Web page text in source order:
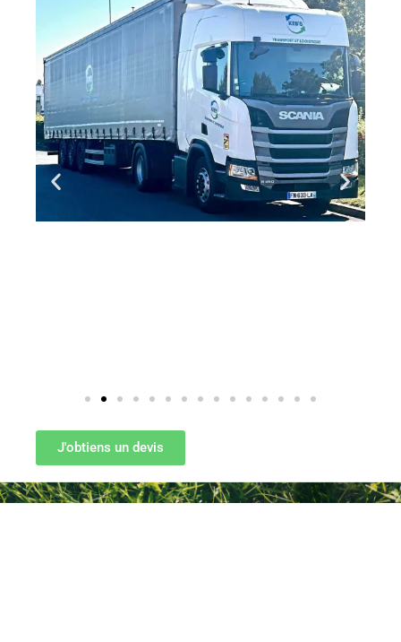
J'obtiens un devis